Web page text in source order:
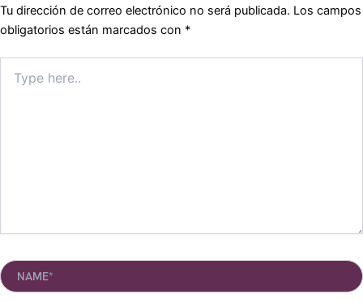
Tu dirección de correo electrónico no será publicada. Los campos
obligatorios están marcados con *
here..
Name*